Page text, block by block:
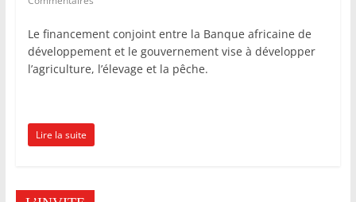
Le financement conjoint entre la Banque africaine de
développement et le gouvernement vise à développer
l’agriculture, l’élevage et la pêche.
Lire la suite